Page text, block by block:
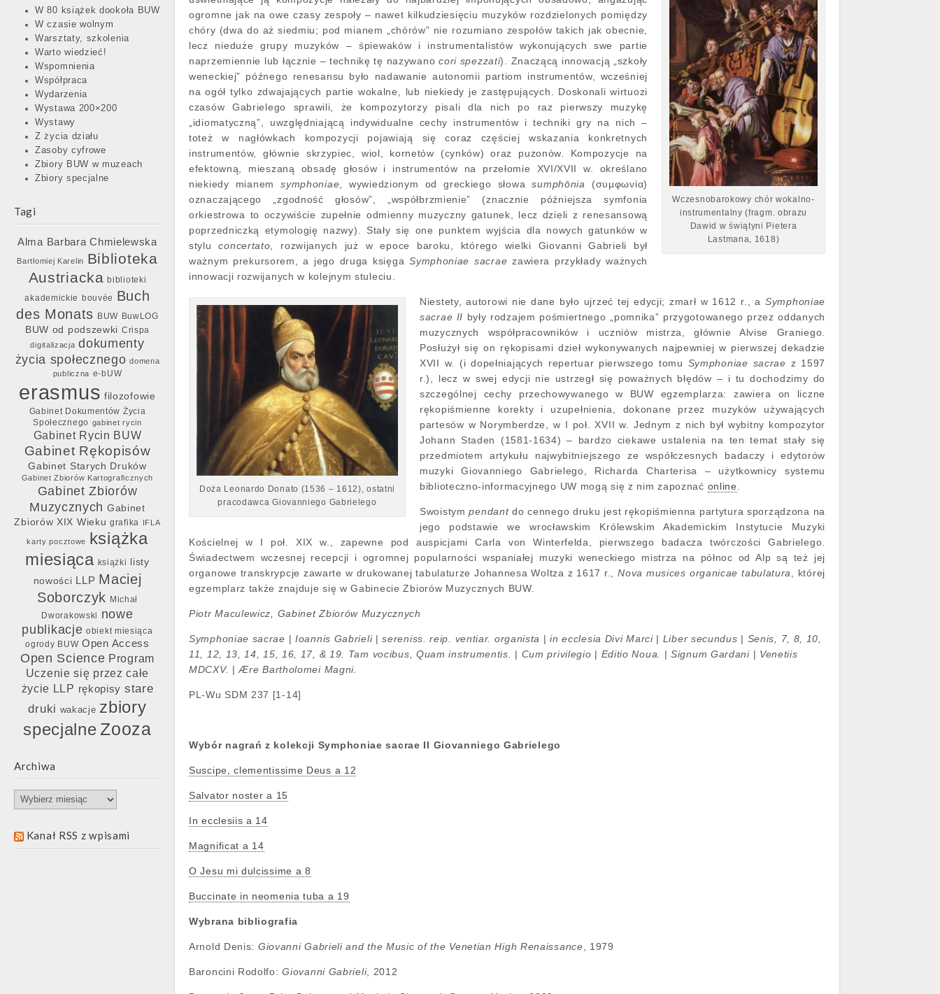
W 80 książek dookoła BUW
W czasie wolnym
Warsztaty, szkolenia
Warto wiedzieć!
Wspomnienia
Współpraca
Wydarzenia
Wystawa 200×200
Wystawy
Z życia działu
Zasoby cyfrowe
Zbiory BUW w muzeach
Zbiory specjalne
Tagi
Alma Barbara Chmielewska
Bartłomiej Karelin Biblioteka
Austriacka biblioteki
akademickie
bouvée
Buch
des Monats BUW BuwLOG
BUW od podszewki Crispa
digitalizacja dokumenty
życia społecznego domena
publiczna e-bUW
erasmus filozofowie
Gabinet Dokumentów Życia
Społecznego gabinet rycin
Gabinet Rycin BUW
Gabinet Rękopisów
Gabinet Starych Druków
Gabinet Zbiorów Kartograficznych
Gabinet Zbiorów
Muzycznych Gabinet
Zbiorów XIX Wieku grafika IFLA
karty pocztowe książka
miesiąca książki
listy
nowości LLP Maciej
Soborczyk
Michał
Dworakowski
nowe
publikacje obiekt miesiąca
ogrody BUW Open Access
Open Science Program
Uczenie się przez całe
życie LLP rękopisy stare
druki wakacje zbiory
specjalneZooza
Archiwa
Archiwa
Kanał RSS z wpisami
Wczesnobarokowy chór wokalno-
instrumentalny (fragm. obrazu
Dawid w świątyni Pietera
Lastmana, 1618)
ogromne jak na owe czasy zespoły ‒ nawet kilkudziesięciu muzyków rozdzielonych pomiędzy
chóry (dwa do aż siedmiu; pod mianem „chórów” nie rozumiano zespołów takich jak obecnie,
lecz nieduże grupy muzyków ‒ śpiewaków i instrumentalistów wykonujących swe partie
naprzemiennie lub łącznie ‒ technikę tę nazywanocori spezzati). Znaczącą innowacją „szkoły
weneckiej” późnego renesansu było nadawanie autonomii partiom instrumentów, wcześniej
na ogół tylko zdwajających partie wokalne, lub niekiedy je zastępujących. Doskonali wirtuozi
czasów Gabrielego sprawili, że kompozytorzy pisali dla nich po raz pierwszy muzykę
„idiomatyczną”, uwzględniającą indywidualne cechy instrumentów i techniki gry na nich –
toteż w nagłówkach kompozycji pojawiają się coraz częściej wskazania konkretnych
instrumentów, głównie skrzypiec, wiol, kornetów (cynków) oraz puzonów. Kompozycje na
efektowną, mieszaną obsadę głosów i instrumentów na przełomie XVI/XVII w. określano
niekiedy mianemsymphoniae , wywiedzionym od greckiego słowasumphōnia
(συµφωνία)
oznaczającego „zgodność głosów”, „współbrzmienie” (znacznie późniejsza symfonia
orkiestrowa to oczywiście zupełnie odmienny muzyczny gatunek, lecz dzieli z renesansową
poprzedniczką etymologię nazwy). Stały się one punktem wyjścia dla nowych gatunków w
styluconcertato , rozwijanych już w epoce baroku, którego wielki Giovanni Gabrieli był
ważnym prekursorem, a jego druga księgaSymphoniae sacrae zawiera przykłady ważnych
innowacji rozwijanych w kolejnym stuleciu.
Doża Leonardo Donato (1536 – 1612), ostatni
pracodawca Giovanniego Gabrielego
Niestety, autorowi nie dane było ujrzeć tej edycji; zmarł w 1612 r., a Symphoniae
sacrae II były rodzajem pośmiertnego „pomnika” przygotowanego przez oddanych
muzycznych współpracowników i uczniów mistrza, głównie Alvise Graniego.
Posłużył się on rękopisami dzieł wykonywanych najpewniej w pierwszej dekadzie
XVII w. (i dopełniających repertuar pierwszego tomu Symphoniae sacrae z 1597
r.), lecz w swej edycji nie ustrzegł się poważnych błędów ‒ i tu dochodzimy do
szczególnej cechy przechowywanego w BUW egzemplarza: zawiera on liczne
rękopiśmienne korekty i uzupełnienia, dokonane przez muzyków używających
partesów w Norymberdze, w I poł. XVII w. Jednym z nich był wybitny kompozytor
Johann Staden (1581-1634) – bardzo ciekawe ustalenia na ten temat stały się
przedmiotem artykułu najwybitniejszego ze współczesnych badaczy i edytorów
muzyki Giovanniego Gabrielego, Richarda Charterisa ‒ użytkownicy systemu
biblioteczno-informacyjnego UW mogą się z nim zapoznać online
Swoistympendantdo cennego druku jest rękopiśmienna partytura sporządzona na
jego podstawie we wrocławskim Królewskim Akademickim Instytucie Muzyki
Kościelnej w I poł. XIX w., zapewne pod auspicjami Carla von Winterfelda, pierwszego badacza twórczości Gabrielego.
Świadectwem wczesnej recepcji i ogromnej popularności wspaniałej muzyki weneckiego mistrza na północ od Alp są też jej
organowe transkrypcje zawarte w drukowanej tabulaturze Johannesa Woltza z 1617 r.,Nova musices organicae tabulatura
, której
egzemplarz także znajduje się w Gabinecie Zbiorów Muzycznych BUW.
Piotr Maculewicz, Gabinet Zbiorów Muzycznych
Symphoniae sacrae |Ioannis Gabrieli|sereniss. reip. ventiar. organista | in ecclesia Divi Marci| Liber secundus | Senis, 7, 8, 10,
11, 12, 13, 14, 15, 16, 17, & 19. Tam vocibus, Quam instrumentis.
| Cum privilegio | Editio Noua. |Signum Gardani| Venetiis
MDCXV. |Ære Bartholomei Magni.
PL-Wu SDM 237 [1-14]
Wybór nagrań z kolekcji Symphoniae sacrae II Giovanniego Gabrielego
Suscipe, clementissime Deus a 12
Salvator noster a 15
In ecclesiis a 14
Magnificat a 14
O Jesu mi dulcissime a 8
Buccinate in neomenia tuba a 19
Wybrana bibliografia
Arnold Denis: Giovanni Gabrieli and the Music of the Venetian High Renaissance , 1979
Baroncini Rodolfo:Giovanni Gabrieli, 2012